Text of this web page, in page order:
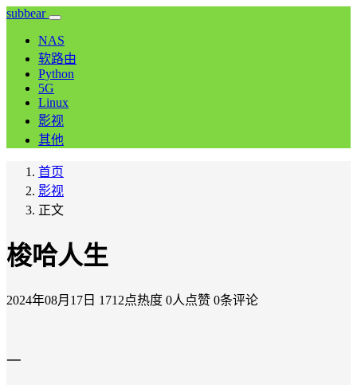
subbear
NAS
软路由
Python
5G
Linux
影视
其他
首页
影视
正文
梭哈人生
2024年08月17日 1712点热度 0人点赞 0条评论
一